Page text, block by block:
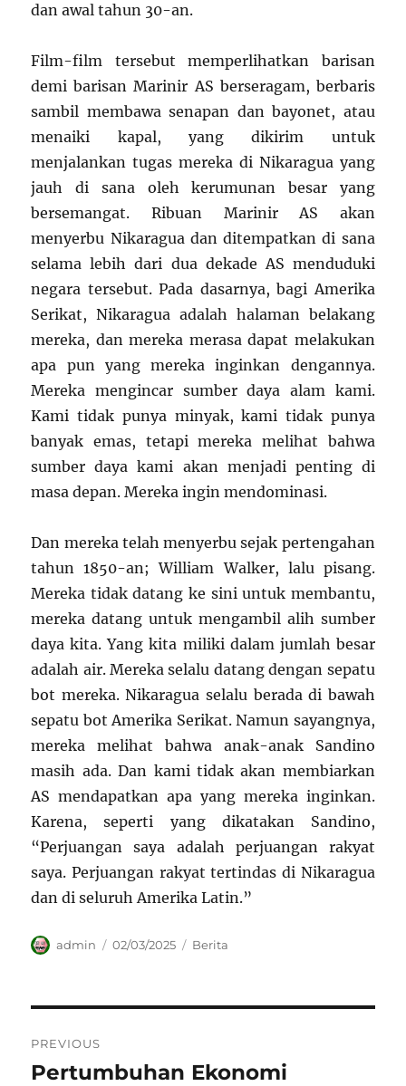
dan awal tahun 30-an.
Film-film tersebut memperlihatkan barisan
demi barisan Marinir AS berseragam, berbaris
sambil membawa senapan dan bayonet, atau
menaiki kapal, yang dikirim untuk
menjalankan tugas mereka di Nikaragua yang
jauh di sana oleh kerumunan besar yang
bersemangat. Ribuan Marinir AS akan
menyerbu Nikaragua dan ditempatkan di sana
selama lebih dari dua dekade AS menduduki
negara tersebut. Pada dasarnya, bagi Amerika
Serikat, Nikaragua adalah halaman belakang
mereka, dan mereka merasa dapat melakukan
apa pun yang mereka inginkan dengannya.
Mereka mengincar sumber daya alam kami.
Kami tidak punya minyak, kami tidak punya
banyak emas, tetapi mereka melihat bahwa
sumber daya kami akan menjadi penting di
masa depan. Mereka ingin mendominasi.
Dan mereka telah menyerbu sejak pertengahan
tahun 1850-an; William Walker, lalu pisang.
Mereka tidak datang ke sini untuk membantu,
mereka datang untuk mengambil alih sumber
daya kita. Yang kita miliki dalam jumlah besar
adalah air. Mereka selalu datang dengan sepatu
bot mereka. Nikaragua selalu berada di bawah
sepatu bot Amerika Serikat. Namun sayangnya,
mereka melihat bahwa anak-anak Sandino
masih ada. Dan kami tidak akan membiarkan
AS mendapatkan apa yang mereka inginkan.
Karena, seperti yang dikatakan Sandino,
“Perjuangan saya adalah perjuangan rakyat
saya. Perjuangan rakyat tertindas di Nikaragua
dan di seluruh Amerika Latin.”
Author
admin
Posted
02/03/2025 Categories
Berita
pos
PREVIOUS
Previous
Pertumbuhan Ekonomi